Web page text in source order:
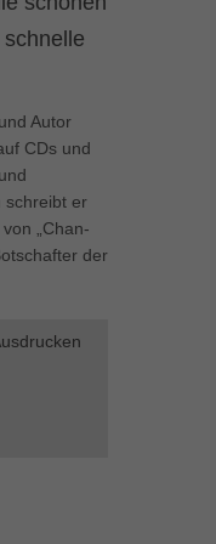
Autor
CDs und
schreibt er
„Chan-
der
geben oder sich
so nur bestimmte
Speichern
Funktionen und sind für
Publishern verwendet,
dies, indem sie